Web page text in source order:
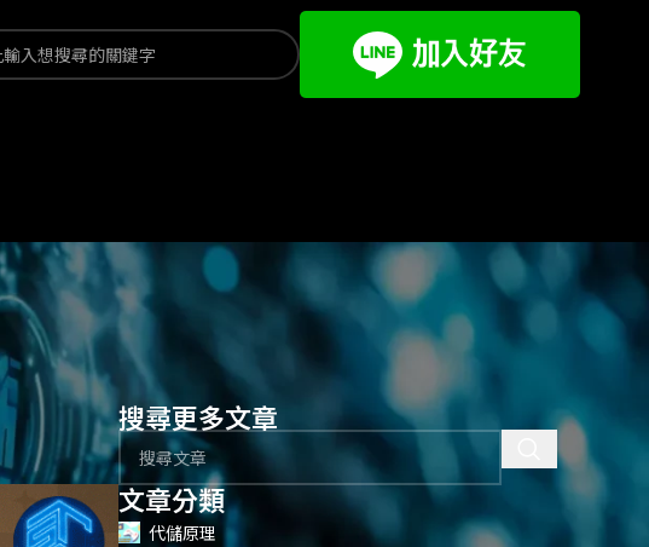
搜尋更多文章
文章分類
代儲原理